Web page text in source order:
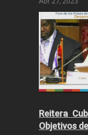
Reitera
Objetivos